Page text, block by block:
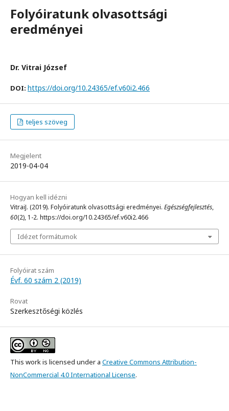
Folyóiratunk olvasottsági
eredményei
Dr. Vitrai József
DOI: https://doi.org/10.24365/ef.v60i2.466
teljes szöveg
Megjelent
2019-04-04
Hogyan kell idézni
VitraiJ. (2019). Folyóiratunk olvasottsági eredményei. Egészségfejlesztés,
60(2), 1-2. https://doi.org/10.24365/ef.v60i2.466
Idézet formátumok
Folyóirat szám
Évf. 60 szám 2 (2019)
Rovat
Szerkesztőségi közlés
This work is licensed under a Creative Commons Attribution-
NonCommercial 4.0 International License.